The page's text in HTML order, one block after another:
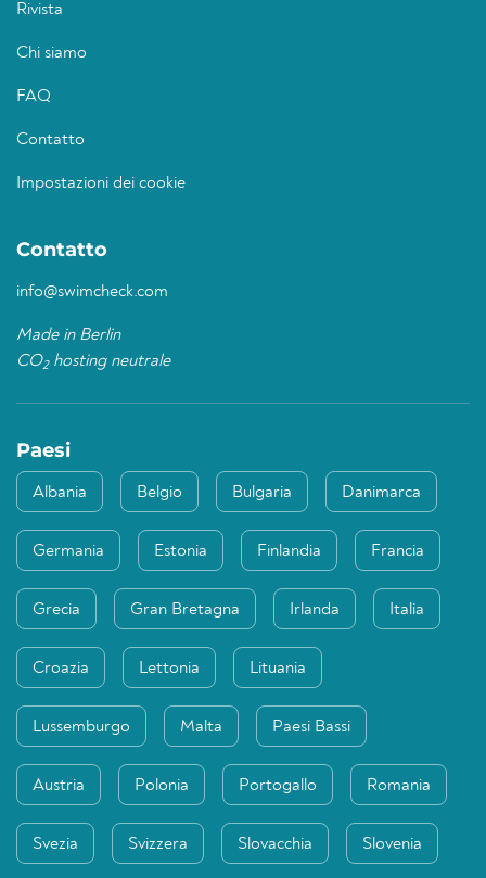
Rivista
Chi siamo
FAQ
Contatto
Impostazioni dei cookie
Contatto
info@swimcheck.com
Made in Berlin
CO2hosting neutrale
Paesi
Albania Belgio Bulgaria Danimarca
Germania Estonia Finlandia Francia
Grecia Gran Bretagna Irlanda Italia
Croazia Lettonia Lituania
Lussemburgo Malta Paesi Bassi
Austria Polonia Portogallo Romania
Svezia Svizzera Slovacchia Slovenia